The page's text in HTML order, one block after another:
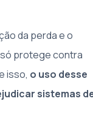
da perda e o
protege contra
isso, o uso desse
sistemas